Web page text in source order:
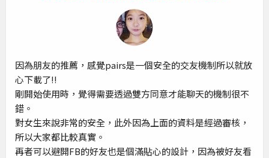
因為朋友的推薦，感覺pairs是一個安全的交友機制所以就放
心下載了!!
剛開始使用時，覺得需要透過雙方同意才能聊天的機制很不
錯。
對女生來說非常的安全，此外因為上面的資料是經過審核，
所以大家都比較真實。
再者可以避開FB的好友也是個滿貼心的設計，因為被好友看